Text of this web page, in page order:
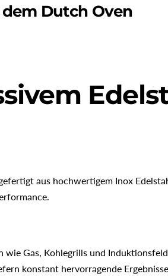
Dutch Oven
aus hochwertigem Inox
Gas, Kohlegrills und
konstant hervorragende